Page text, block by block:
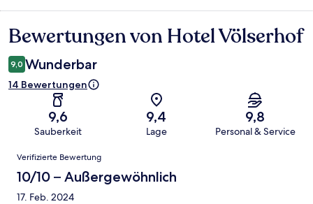
Bewertungen
Bewertungen von Hotel Völserhof
9,0 Wunderbar
14 Bewertungen
9,6
Sauberkeit
9,4
Lage
9,8
Personal & Service
Bewertungen
Verifizierte Bewertung
10/10 – Außergewöhnlich
17. Feb. 2024